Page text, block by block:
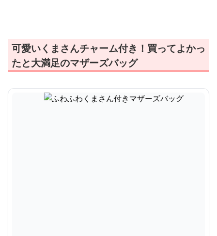
可愛いくまさんチャーム付き！買ってよかっ
たと大満足のマザーズバッグ